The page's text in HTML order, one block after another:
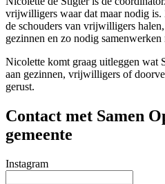
vrijwilligers waar dat maar nodig
de schouders van vrijwilligers
gezinnen en zo nodig samenwerken
Nicolette komt graag uitleggen wat
aan gezinnen, vrijwilligers of
gerust.
Contact met Samen
gemeente
Instagram